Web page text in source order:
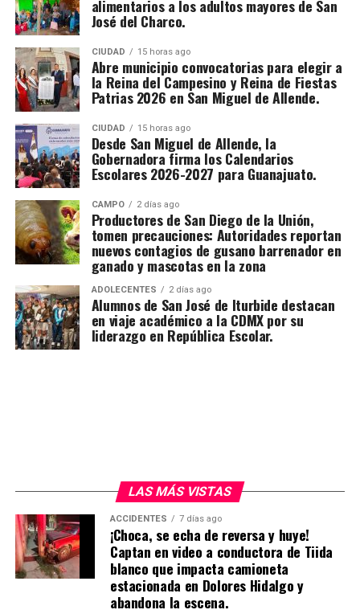
alimentarios a los adultos mayores de San
José del Charco.
CIUDAD 15 horas ago
Abre municipio convocatorias para elegir a
la Reina del Campesino y Reina de Fiestas
Patrias 2026 en San Miguel de Allende.
CIUDAD 15 horas ago
Desde San Miguel de Allende, la
Gobernadora firma los Calendarios
Escolares 2026-2027 para Guanajuato.
CAMPO 2 días ago
Productores de San Diego de la Unión,
tomen precauciones: Autoridades reportan
nuevos contagios de gusano barrenador en
ganado y mascotas en la zona
ADOLECENTES 2 días ago
Alumnos de San José de Iturbide destacan
en viaje académico a la CDMX por su
liderazgo en República Escolar.
LAS MÁS VISTAS
ACCIDENTES 7 días ago
¡Choca, se echa de reversa y huye!
Captan en video a conductora de Tiida
blanco que impacta camioneta
estacionada en Dolores Hidalgo y
abandona la escena.